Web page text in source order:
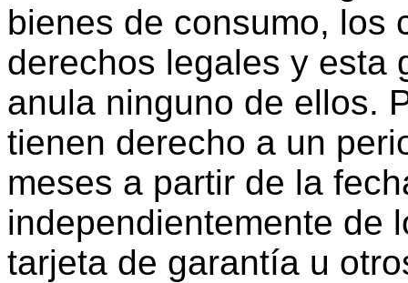
bienes de consumo, los
derechos legales y esta
anula ninguno de ellos.
tienen derecho a un
meses a partir de la
independientemente de
tarjeta de garantía u